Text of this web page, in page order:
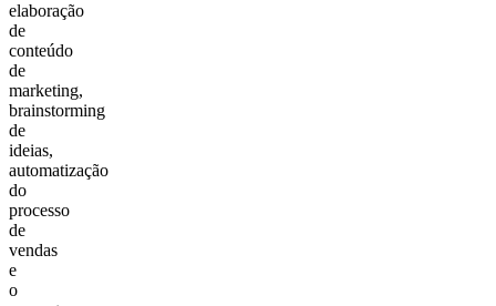
elaboração
de
conteúdo
de
marketing,
brainstorming
de
ideias,
automatização
do
processo
de
vendas
e
o